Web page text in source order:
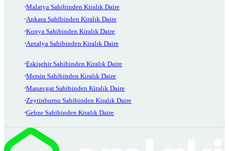
Malatya Sahibinden Kiralık Daire
Ankara Sahibinden Kiralık Daire
Konya Sahibinden Kiralık Daire
Antalya Sahibinden Kiralık Daire
Eskişehir Sahibinden Kiralık Daire
Mersin Sahibinden Kiralık Daire
Manavgat Sahibinden Kiralık Daire
Zeytinburnu Sahibinden Kiralık Daire
Gebze Sahibinden Kiralık Daire